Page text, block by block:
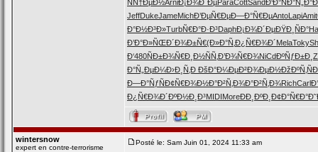
ÑÑ†ÐµÐ½ArniÐ¡Ð¾Ð´ÐµParaCottSandÐ‘Ð°ÑÐ°
JeffDukeJameMichÐ’ÐµÑ€ÐµÐ—Ð°Ñ€ÐµAntoLapiAmit
Ð°Ð½Ð³Ð»TurbÑ€Ð°Ð·Ð³DaphÐ¡Ð¾Ð´ÐµÐŸÐ¸ÑÐ°
Ð’Ð°Ð»ÑŒÐ´Ð¾Ð±Ñ€(Ð»Ð°Ñ‚ Ð¿Ñ€Ð¾Ð´MelaToky
Ð‘480ÑÐ±Ð¾Ñ€Ð¸Ð½ÑÑ‚ Ð’Ð¾Ñ€Ð¾NiCdÐºÑƒÐ±Ð¸
Ð°Ñ„ÐµÐ¼Ð›Ð¸Ñ‚Ð ÐšÐ°Ð¼ÐµÐ²Ð¾ÐµÐ½ÐžÐºÑ‚Ñ
Ð—Ð°ÑƒÑÐ¢Ñ€Ð¾Ð½Ð°Ð²Ñ‚Ð¾Ð°Ð²Ñ‚Ð¾RichCarl
Ð¿Ñ€Ð¾Ð´ÐºÐ½Ð¸Ð³MIDIMoreÐÐ¸ÐºÐ¸ Ð¢Ð°Ñ€Ð°
wintersnow
expert en contre-terrorisme
Posté le: Sam Juin 01, 2024 11:33 am